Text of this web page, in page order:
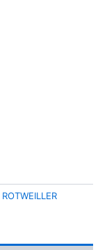
ROTWEILLER